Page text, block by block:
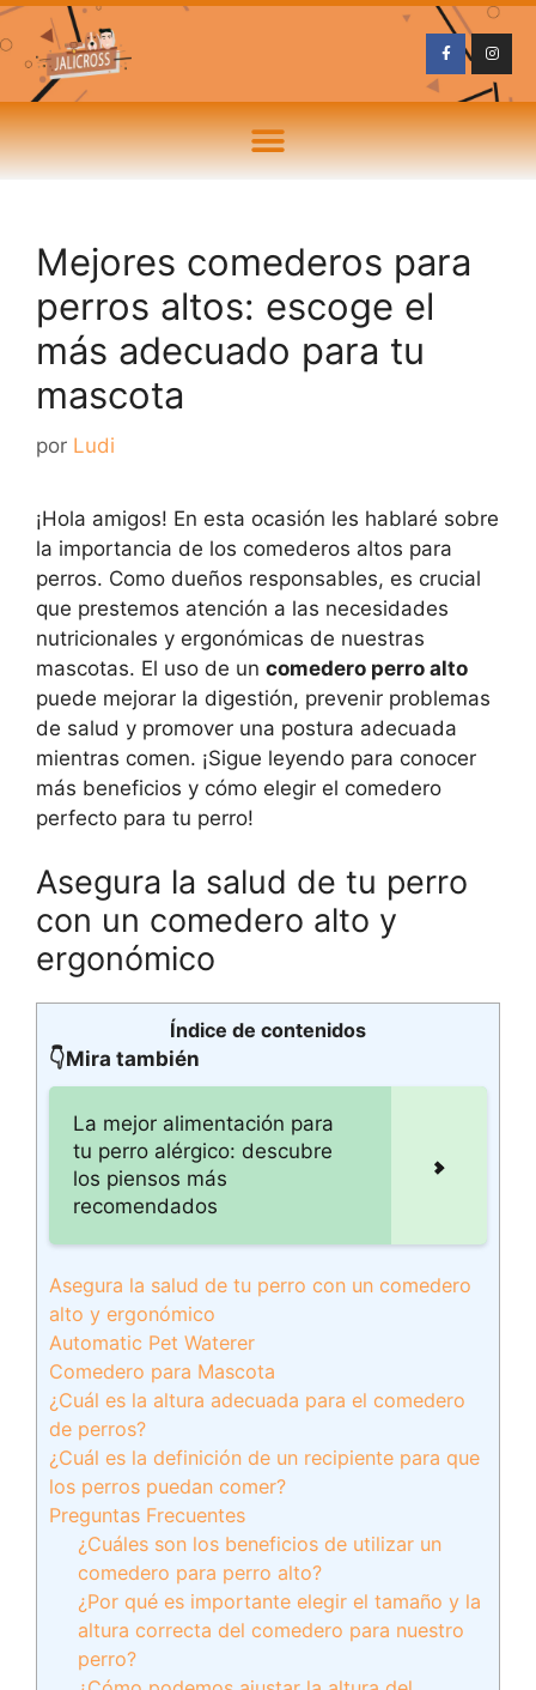
Mejores comederos para
perros altos: escoge el
más adecuado para tu
mascota
por Ludi
¡Hola amigos! En esta ocasión les hablaré sobre
la importancia de los comederos altos para
perros. Como dueños responsables, es crucial
que prestemos atención a las necesidades
nutricionales y ergonómicas de nuestras
mascotas. El uso de un comedero perro alto
puede mejorar la digestión, prevenir problemas
de salud y promover una postura adecuada
mientras comen. ¡Sigue leyendo para conocer
más beneficios y cómo elegir el comedero
perfecto para tu perro!
Asegura la salud de tu perro
con un comedero alto y
ergonómico
Índice de contenidos
👇Mira también
La mejor alimentación para
tu perro alérgico: descubre
los piensos más
recomendados
Asegura la salud de tu perro con un comedero
alto y ergonómico
Automatic Pet Waterer
Comedero para Mascota
¿Cuál es la altura adecuada para el comedero
de perros?
¿Cuál es la definición de un recipiente para que
los perros puedan comer?
Preguntas Frecuentes
¿Cuáles son los beneficios de utilizar un
comedero para perro alto?
¿Por qué es importante elegir el tamaño y la
altura correcta del comedero para nuestro
perro?